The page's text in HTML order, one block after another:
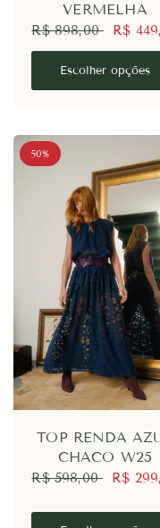
VERMELHA
R$ 898,00 R$
Escolher opções
50%
TOP RENDA
CHACO W25
R$ 598,00 R$